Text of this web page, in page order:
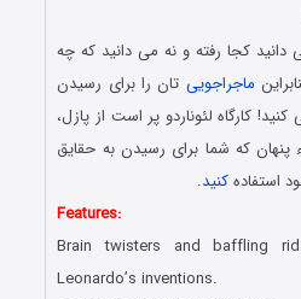
کجا رفته و نه می دانید که چه
ماجراجویی تان را برای رسیدن
کارگاه لئوناردو پر است از پازل،
پنهان که شما برای رسیدن به حقایق
استفادهکنید.
Features:
Brain twisters and baffling
Leonardo’s inventions.